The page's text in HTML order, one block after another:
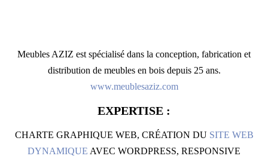
Meubles AZIZ est spécialisé dans la conception, fabrication et
distribution de meubles en bois depuis 25 ans.
www.meublesaziz.com
EXPERTISE :
CHARTE GRAPHIQUE WEB, CRÉATION DU SITE WEB
DYNAMIQUE AVEC WORDPRESS, RESPONSIVE